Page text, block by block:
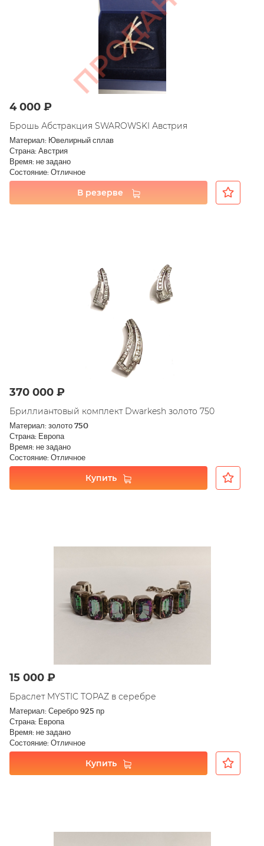
4 000 ₽
Брошь Абстракция SWAROWSKI Австрия
Материал: Ювелирный сплав
Страна: Австрия
Время: не задано
Состояние: Отличное
В резерве
370 000 ₽
Бриллиантовый комплект Dwarkesh золото 750
Материал: золото 750
Страна: Европа
Время: не задано
Состояние: Отличное
Купить
15 000 ₽
Браслет MYSTIC TOPAZ в серебре
Материал: Серебро 925 пр
Страна: Европа
Время: не задано
Состояние: Отличное
Купить